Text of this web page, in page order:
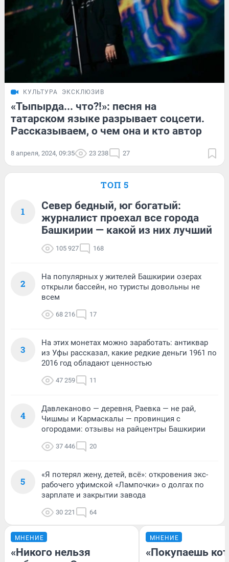
КУЛЬТУРА ЭКСКЛЮЗИВ
«Тыпырда... что?!»: песня на
татарском языке разрывает соцсети.
Рассказываем, о чем она и кто автор
8 апреля, 2024, 09:35 23 238 27
ТОП 5
1
Север бедный, юг богатый:
журналист проехал все города
Башкирии — какой из них лучший
105 927 168
2
На популярных у жителей Башкирии озерах
открыли бассейн, но туристы довольны не
всем
68 216 17
3
На этих монетах можно заработать: антиквар
из Уфы рассказал, какие редкие деньги 1961 по
2016 год обладают ценностью
47 259 11
4
Давлеканово — деревня, Раевка — не рай,
Чишмы и Кармаскалы — провинция с
огородами: отзывы на райцентры Башкирии
37 446 20
5
«Я потерял жену, детей, всё»: откровения экс-
рабочего уфимской «Лампочки» о долгах по
зарплате и закрытии завода
30 221 64
МНЕНИЕ
«Никого нельзя
МНЕНИЕ
«Покупаешь